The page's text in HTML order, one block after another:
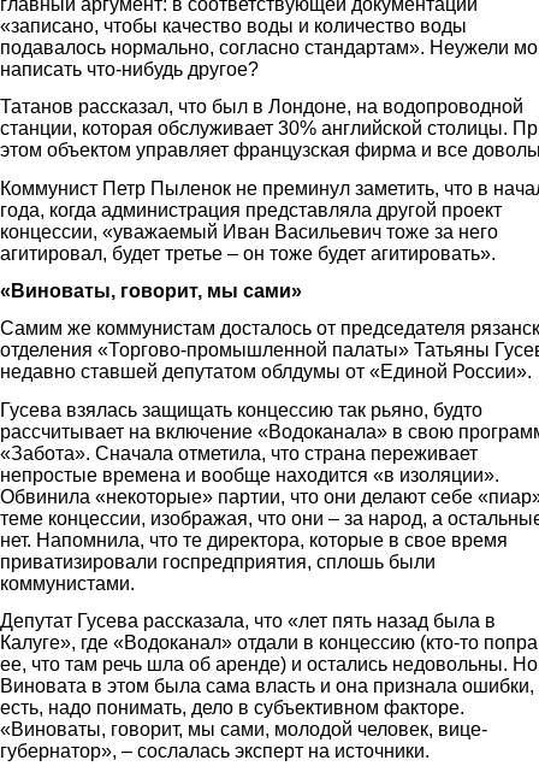
«записано, чтобы качество воды и количество воды
подавалось нормально, согласно стандартам». Неужели
написать что-нибудь другое?
Татанов рассказал, что был в Лондоне, на водопроводной
станции, которая обслуживает 30% английской столицы.
этом объектом управляет французская фирма и все
Коммунист Петр Пыленок не преминул заметить, что в
года, когда администрация представляла другой проект
концессии, «уважаемый Иван Васильевич тоже за него
агитировал, будет третье – он тоже будет агитировать».
«Виноваты, говорит, мы сами»
Самим же коммунистам досталось от председателя
отделения «Торгово-промышленной палаты» Татьяны
недавно ставшей депутатом облдумы от «Единой России».
Гусева взялась защищать концессию так рьяно, будто
рассчитывает на включение «Водоканала» в свою
«Забота». Сначала отметила, что страна переживает
непростые времена и вообще находится «в изоляции».
Обвинила «некоторые» партии, что они делают себе
теме концессии, изображая, что они – за народ, а
нет. Напомнила, что те директора, которые в свое время
приватизировали госпредприятия, сплошь были
коммунистами.
Депутат Гусева рассказала, что «лет пять назад была в
Калуге», где «Водоканал» отдали в концессию (кто-то
ее, что там речь шла об аренде) и остались недовольны.
Виновата в этом была сама власть и она признала ошибки,
есть, надо понимать, дело в субъективном факторе.
«Виноваты, говорит, мы сами, молодой человек, вице-
губернатор», – сослалась эксперт на источники.